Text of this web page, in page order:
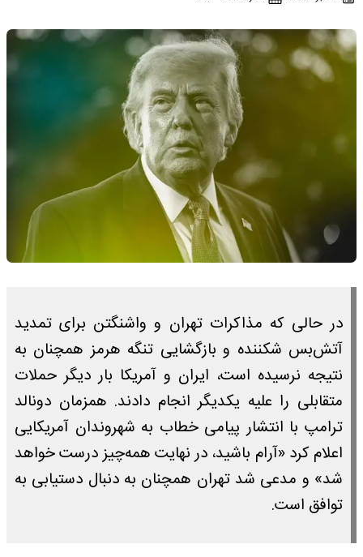
در حالی که مذاکرات تهران و واشنگتن برای تمدید
آتش‌بس شکننده و بازگشایی تنگه هرمز همچنان به
نتیجه نرسیده است، ایران و آمریکا بار دیگر حملات
متقابلی را علیه یکدیگر انجام دادند. همزمان دونالد
ترامپ با انتشار پیامی خطاب به شهروندان آمریکایی
اعلام کرد «آرام باشید، در نهایت همه‌چیز درست خواهد
شد» و مدعی شد تهران همچنان به دنبال دستیابی به
توافق است.